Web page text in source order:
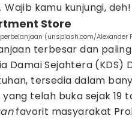
. Wajib kamu kunjungi, deh!
Store
(unsplash.com/Alexander
terbesar dan
Damai Sejahtera (KDS)
tersedia dalam
telah buka sejak 19
favorit masyarakat